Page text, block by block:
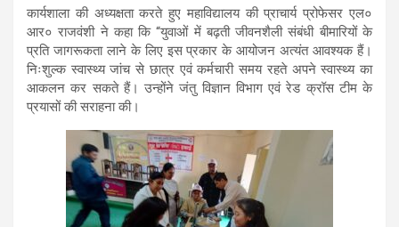
कार्यशाला की अध्यक्षता करते हुए महाविद्यालय की प्राचार्य प्रोफेसर एल०
आर० राजवंशी ने कहा कि “युवाओं में बढ़ती जीवनशैली संबंधी बीमारियों के
प्रति जागरूकता लाने के लिए इस प्रकार के आयोजन अत्यंत आवश्यक हैं।
निःशुल्क स्वास्थ्य जांच से छात्र एवं कर्मचारी समय रहते अपने स्वास्थ्य का
आकलन कर सकते हैं। उन्होंने जंतु विज्ञान विभाग एवं रेड क्रॉस टीम के
प्रयासों की सराहना की।